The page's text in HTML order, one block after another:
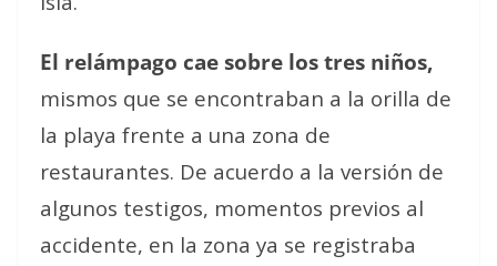
El relámpago cae sobre los tres niños,
mismos que se encontraban a la orilla de
la playa frente a una zona de
restaurantes. De acuerdo a la versión de
algunos testigos, momentos previos al
accidente, en la zona ya se registraba